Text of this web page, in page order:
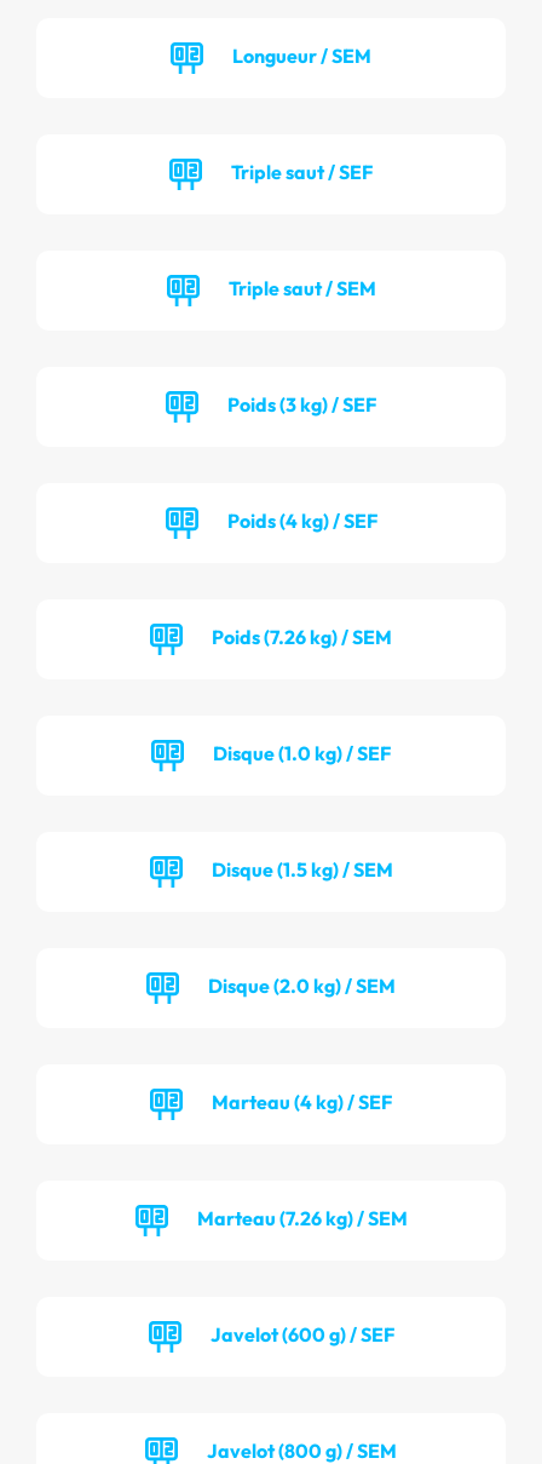
Longueur / SEM
Triple saut / SEF
Triple saut / SEM
Poids (3 kg) / SEF
Poids (4 kg) / SEF
Poids (7.26 kg) / SEM
Disque (1.0 kg) / SEF
Disque (1.5 kg) / SEM
Disque (2.0 kg) / SEM
Marteau (4 kg) / SEF
Marteau (7.26 kg) / SEM
Javelot (600 g) / SEF
Javelot (800 g) / SEM